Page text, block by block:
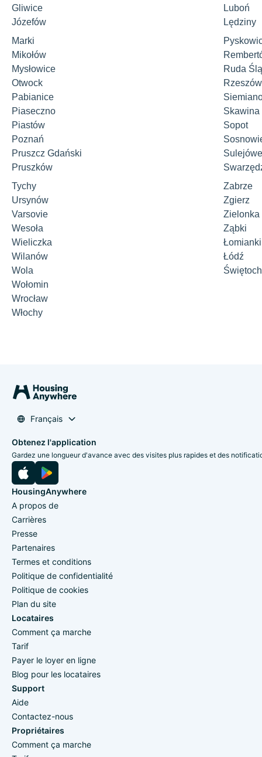
Gliwice
Józefów
Luboń
Lędziny
Marki
Mikołów
Mysłowice
Otwock
Pabianice
Piaseczno
Piastów
Poznań
Pruszcz Gdański
Pruszków
Ruda
Rzeszów
Skawina
Sopot
Tychy
Ursynów
Varsovie
Wesoła
Wieliczka
Wilanów
Wola
Wołomin
Wrocław
Włochy
Zabrze
Zgierz
Zielonka
Ząbki
Łomianki
Łódź
Français
Obtenez l'application
Gardez une longueur d'avance avec des visites plus rapides et des
HousingAnywhere
A propos de
Carrières
Presse
Partenaires
Termes et conditions
Politique de confidentialité
Politique de cookies
Plan du site
Locataires
Comment ça marche
Tarif
Payer le loyer en ligne
Blog pour les locataires
Support
Aide
Contactez-nous
Propriétaires
Comment ça marche